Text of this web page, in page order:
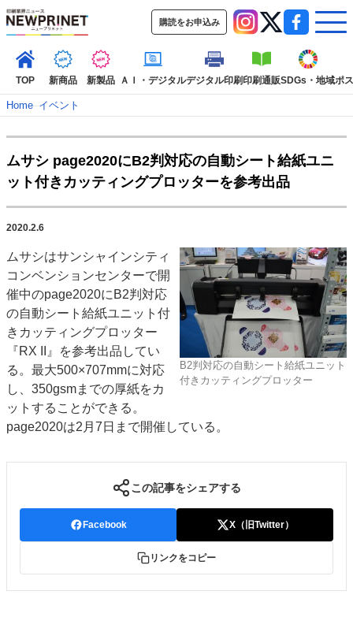
購読をお申込み
TOP 新商品 新製品 ＡＩ・デジタルデジタル印刷印刷通販SDGs・地域ポ
TOP
新着記事 特集記事
動画コンテンツ
インタビュー
コレクション
デジタル印刷
印刷通販
SDGs・地域
ポストプレス ビジネス イベント 信用情報
業界
市場・統計
人事・移転・異動・訃報
特集記事カテゴリー一覧
特集・デジタル印刷 アイデアで勝負！ ～多様なビジネス・多彩な商材～
JAPAN PACK 2023 特集
中古印刷機・製本機特集
2022 見える化・MIS特集
2022 検査・校正特集
特集・デジタル印刷 ～ 新成長軌道を描く
購読・購入申し込み
サイトポリシー
お問い合わせ
Home–イベント
ムサシ page2020にB2判対応の自動シート給紙ユニ
ット付きカッティングプロッターを参考出品
2020.2.6
B2判対応の自動シート給紙ユニット
付きカッティングプロッター
ムサシはサンシャインシティ
コンベンションセンターで開
催中のpage2020にB2判対応
の自動シート給紙ユニット付
きカッティングプロッター
『RX II』を参考出品してい
る。最大500×707mmに対応
し、350gsmまでの厚紙をカ
ットすることができる。
page2020は2月7日まで開催している。
この記事をシェアする
Facebook X（旧Twitter）
リンクをコピー